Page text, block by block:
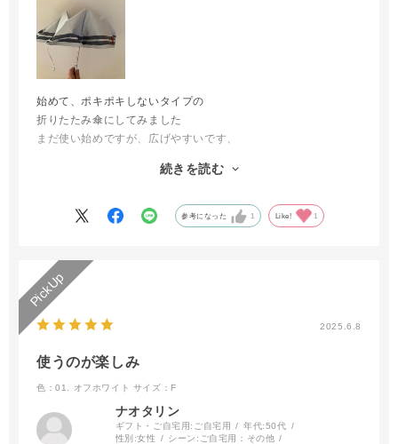
始めて、ポキポキしないタイプの
折りたたみ傘にしてみました
まだ使い始めですが、広げやすいです、
続きを読む
参考になった 1 Like! 1
2025.6.8
使うのが楽しみ
色：01. オフホワイト サイズ：F
ナオタリン
ギフト・ご自宅用: ご自宅用 年代:50代
性別:女性 シーン: ご自宅用：その他